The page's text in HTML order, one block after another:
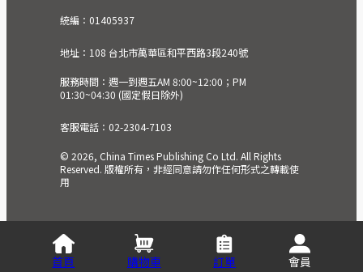
統編：01405937
地址：108 台北市萬華區和平西路3段240號
服務時間：週一到週五AM 8:00~12:00；PM
01:30~04:30 (國定假日除外)
客服電話：02-2304-7103
© 2026, China Times Publishing Co Ltd. All Rights
Reserved. 版權所有，非經同意請勿作任何形式之轉載使
用
首頁 購物車 訂單 會員